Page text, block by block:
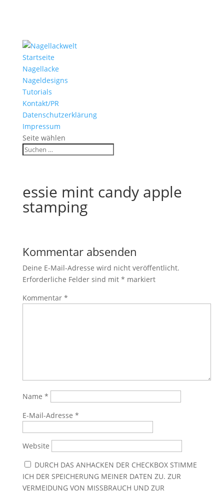
Startseite
Nagellacke
Nageldesigns
Tutorials
Kontakt/PR
Datenschutzerklärung
Impressum
Seite wählen
essie mint candy apple
stamping
Kommentar absenden
Deine E-Mail-Adresse wird nicht veröffentlicht.
Erforderliche Felder sind mit * markiert
Kommentar *
Name *
E-Mail-Adresse *
Website
DURCH DAS ANHACKEN DER CHECKBOX STIMME
ICH DER SPEICHERUNG MEINER DATEN ZU. ZUR
VERMEIDUNG VON MISSBRAUCH UND ZUR